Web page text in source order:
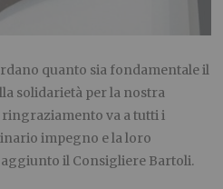
quanto sia fondamentale il
solidarietà per la nostra
va a tutti i
impegno e la loro
il Consigliere Bartoli.